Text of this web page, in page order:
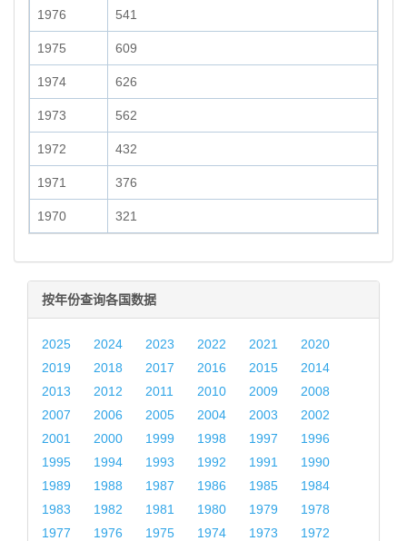
1976 541
1975 609
1974 626
1973 562
1972 432
1971 376
1970 321
按年份查询各国数据
2025 2024 2023 2022 2021
2020
2019
2018 2017 2016 2015
2014
2013
2012 2011 2010 2009
2008
2007
2006 2005 2004 2003
2002
2001
2000 1999 1998 1997
1996
1995
1994 1993 1992 1991
1990
1989
1988 1987 1986 1985
1984
1983
1982 1981 1980 1979
1978
1977
1976 1975 1974 1973
1972